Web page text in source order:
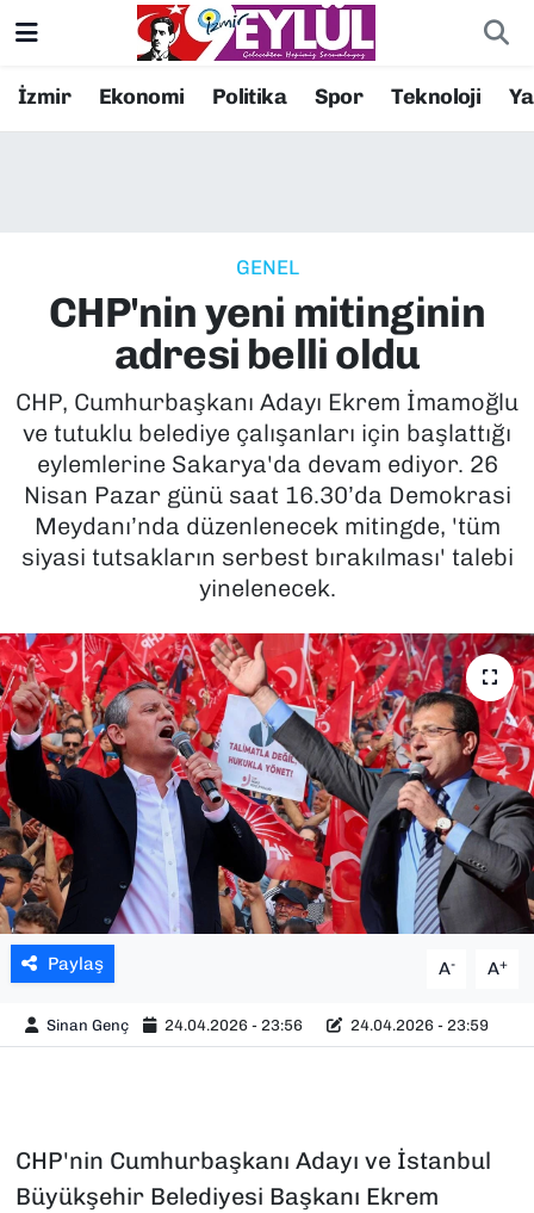
İzmir Ekonomi Politika Spor Teknoloji
GENEL
CHP'nin yeni mitinginin
adresi belli oldu
CHP, Cumhurbaşkanı Adayı Ekrem İmamoğlu
ve tutuklu belediye çalışanları için başlattığı
eylemlerine Sakarya'da devam ediyor. 26
Nisan Pazar günü saat 16.30’da Demokrasi
Meydanı’nda düzenlenecek mitingde, 'tüm
siyasi tutsakların serbest bırakılması' talebi
yinelenecek.
Paylaş A- A+
Sinan Genç 24.04.2026 - 23:56 24.04.2026 - 23:59
CHP'nin Cumhurbaşkanı Adayı ve İstanbul
Büyükşehir Belediyesi Başkanı Ekrem
Resmi İlanlar
EKONOMİ
KÜLTÜR SANAT
MAGAZİN
POLİTİKA
SPOR
TEKNOLOJİ
YAŞAM
YEREL YÖNETİMLER
Konak Nöbetçi Eczaneler
Süper Lig Puan Durumu ve Fikstür
Tüm Manşetler
Son Dakika Haberleri
Haber Arşivi